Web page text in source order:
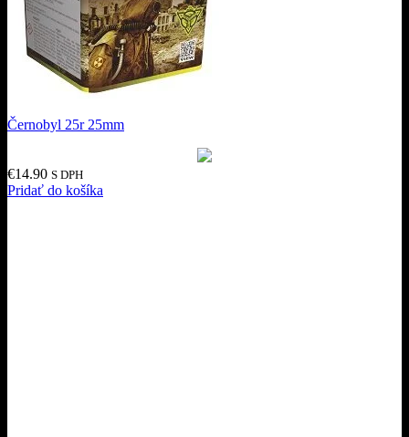
Černobyl 25r 25mm
€14.90 S DPH
Pridať do košíka